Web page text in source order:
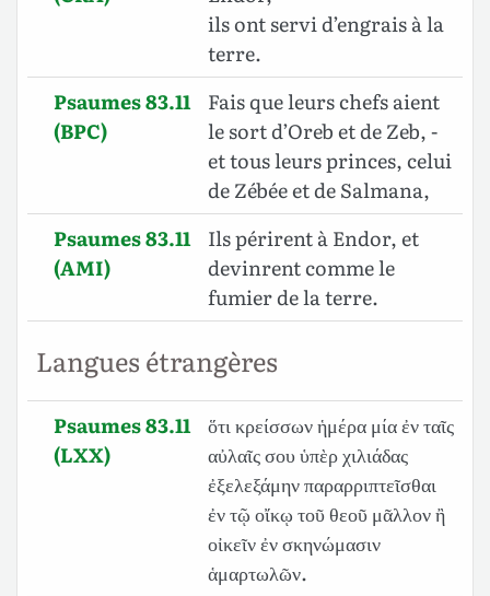
ils ont servi d’engrais à la
terre.
Psaumes 83.11
(BPC)
Fais que leurs chefs aient
le sort d’Oreb et de Zeb, -
et tous leurs princes, celui
de Zébée et de Salmana,
Psaumes 83.11
(AMI)
Ils périrent à Endor, et
devinrent comme le
fumier de la terre.
Langues étrangères
Psaumes 83.11
(LXX)
ὅτι κρείσσων ἡμέρα μία ἐν ταῖς
αὐλαῖς σου ὑπὲρ χιλιάδας
ἐξελεξάμην παραρριπτεῖσθαι
ἐν τῷ οἴκῳ τοῦ θεοῦ μᾶλλον ἢ
οἰκεῖν ἐν σκηνώμασιν
ἁμαρτωλῶν.